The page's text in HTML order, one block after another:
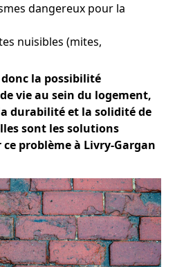
dangereux pour la
nuisibles (mites,
la possibilité
vie au sein du logement,
durabilité et la solidité de
sont les solutions
problème à Livry-Gargan